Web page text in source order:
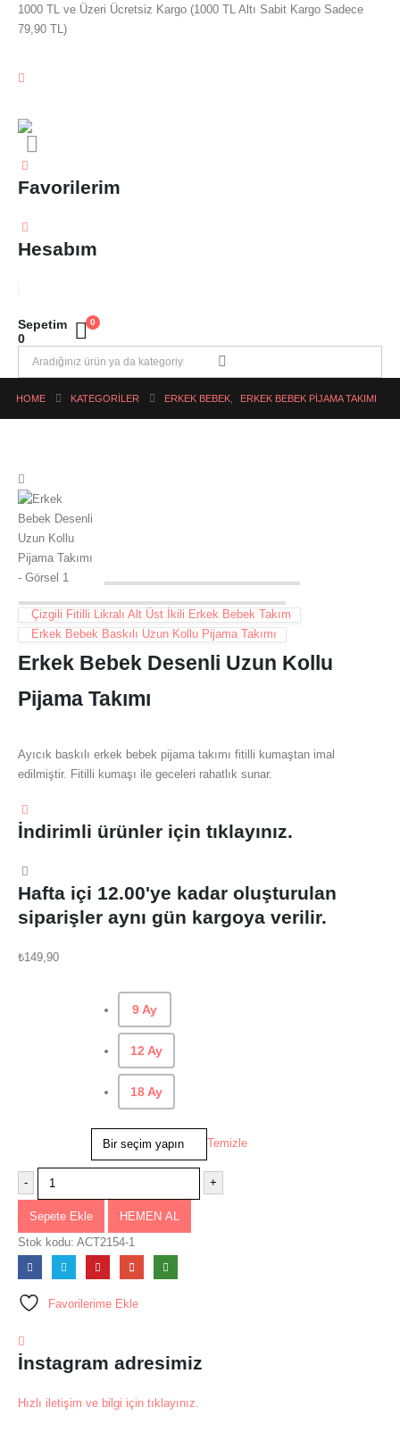
1000 TL ve Üzeri Ücretsiz Kargo (1000 TL Altı Sabit Kargo Sadece
79,90 TL)
Favorilerim
Hesabım
0
Sepetim
0
HOME KATEGORILER ERKEK BEBEK, ERKEK BEBEK PIJAMA TAKIMI
Çizgili Fitilli Likralı Alt Üst İkili Erkek Bebek Takım
Erkek Bebek Baskılı Uzun Kollu Pijama Takımı
Erkek Bebek Desenli Uzun Kollu
Pijama Takımı
Ayıcık baskılı erkek bebek pijama takımı fitilli kumaştan imal
edilmiştir. Fitilli kumaşı ile geceleri rahatlık sunar.
İndirimli ürünler için tıklayınız.
Hafta içi 12.00'ye kadar oluşturulan
siparişler aynı gün kargoya verilir.
₺149,90
9 Ay
12 Ay
18 Ay
Temizle
- +
Sepete Ekle
HEMEN AL
Stok kodu: ACT2154-1
Favorilerime Ekle
İnstagram adresimiz
Hızlı iletişim ve bilgi için tıklayınız.